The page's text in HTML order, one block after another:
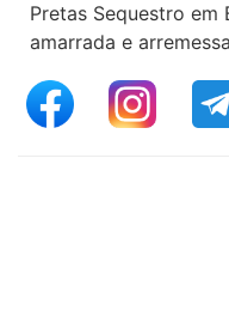
Pretas Sequestro em
amarrada e